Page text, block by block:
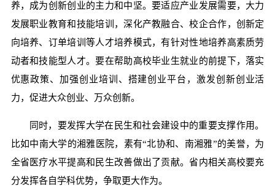
养，成为创新创业的主力和中坚。要适应产业发展需要，大力
发展职业教育和技能培训，深化产教融合、校企合作，创新定
向培养、订单培训等人才培养模式，有针对性地培养高素质劳
动者和技能型人才。要在帮助高校毕业生就业的前提下，落实
优惠政策、加强创业培训、搭建创业平台，激发创新创业活
力，促进大众创业、万众创新。
同时，要发挥大学在民生和社会建设中的重要支撑作用。
比如中南大学的湘雅医院，素有“北协和、南湘雅”的美誉，为
全省医疗水平提高和民生改善做出了贡献。省内相关高校要充
分发挥各自学科优势，争取更大作为。